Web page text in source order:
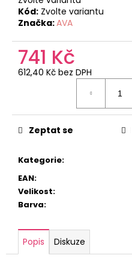
Kód: Zvolte variantu
Značka:AVA
741 Kč
612,40 Kč bez DPH
Kategorie:
EAN:
Velikost:
Barva:
Zeptat se
Popis Diskuze
u
e
m
e